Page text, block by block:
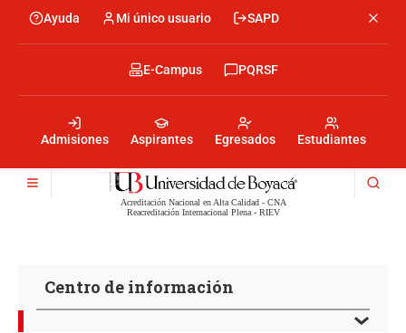
contenido
Menu
encabezado
Ayuda Mi único usuario SAPD
encabezado
Admisiones Aspirantes Egresados Estudiantes
Menu
encabezado
-
Derecha
E-Campus PQRSF
Menú
Acreditación Nacional en Alta Calidad - CNA
Reacreditación Internacional Plena - RIEV
Centro de información